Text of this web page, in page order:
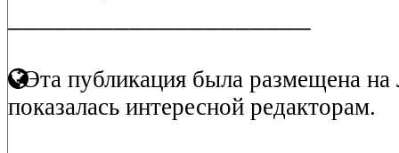
Эта публикация была размещена на
показалась интересной редакторам.